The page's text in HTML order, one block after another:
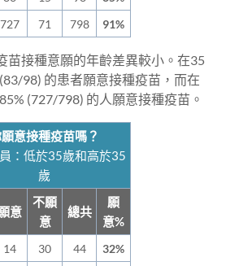
727 71 798 91%
苗接種意願的年齡差異較小。在35
98) 的患者願意接種疫苗，而在
(727/798) 的人願意接種疫苗。
意接種疫苗嗎？
：低於35歲和高於35
歲
意
不願
意
總共
願
意%
14 30 44 32%